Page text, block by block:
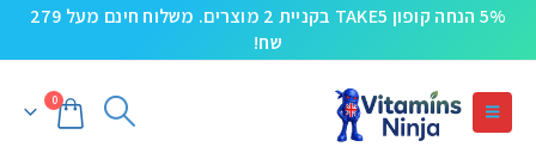
5% הנחה קופון TAKE5 בקניית 2 מוצרים. משלוח חינם מעל 279
שח!
0